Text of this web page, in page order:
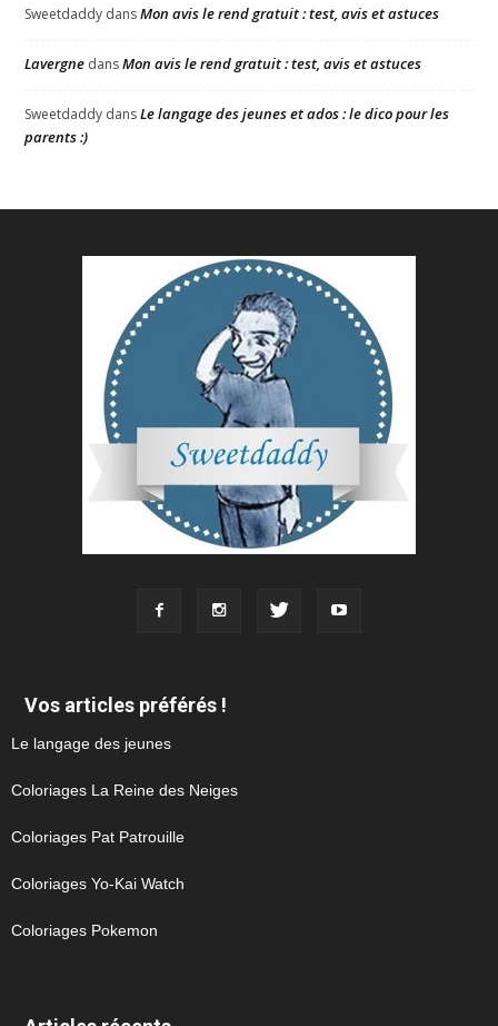
Sweetdaddy dansMon avis le rend gratuit : test, avis et astuces
Lavergne dansMon avis le rend gratuit : test, avis et astuces
Sweetdaddy dansLe langage des jeunes et ados : le dico pour les
parents :)
Vos articles préférés !
Le langage des jeunes
Coloriages La Reine des Neiges
Coloriages Pat Patrouille
Coloriages Yo-Kai Watch
Coloriages Pokemon